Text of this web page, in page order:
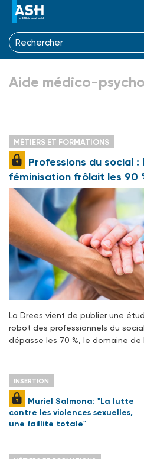
Aide médico-
MÉTIERS ET FORMATIONS
Professions du social :
féminisation frôlait les 90
La Drees vient de publier une
robot des professionnels du
dépasse les 70 %, le domaine de
INSERTION
Muriel Salmona: "La lutte
contre les violences sexuelles,
une faillite totale"